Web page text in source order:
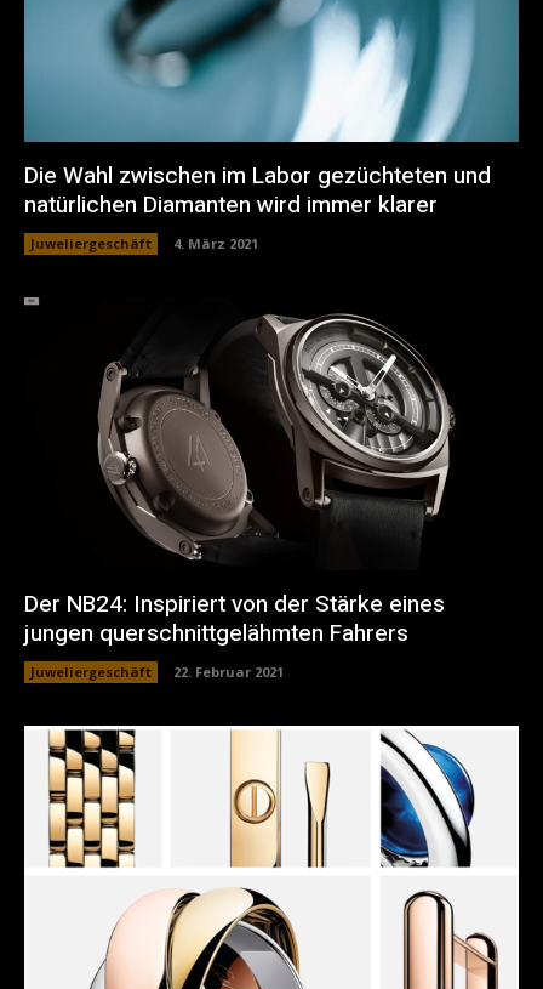
Die Wahl zwischen im Labor gezüchteten und
natürlichen Diamanten wird immer klarer
Juweliergeschäft 4. März 2021
Der NB24: Inspiriert von der Stärke eines
jungen querschnittgelähmten Fahrers
Juweliergeschäft 22. Februar 2021